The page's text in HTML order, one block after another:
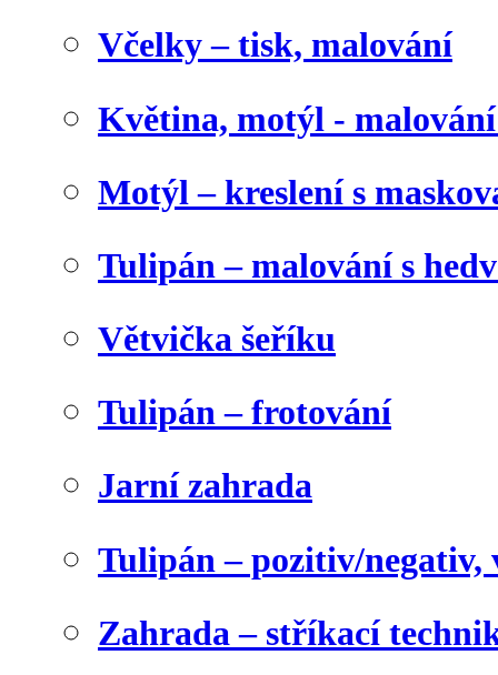
Včelky – tisk, malování
Květina, motýl -
Motýl – kreslení s
Tulipán – malování s
Větvička šeříku
Tulipán – frotování
Jarní zahrada
Tulipán – pozitiv/negativ,
Zahrada – stříkací